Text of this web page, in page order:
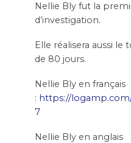
Nellie Bly fut la
d’investigation.
Elle réalisera aussi
de 80 jours.
Nellie Bly en français
: https://
7
Nellie Bly en anglais